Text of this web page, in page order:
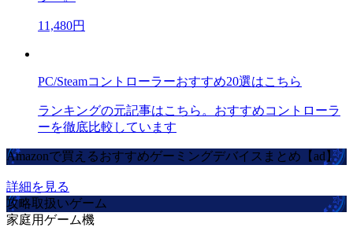
11,480円
PC/Steamコントローラーおすすめ20選はこちら
ランキングの元記事はこちら。おすすめコントローラ
ーを徹底比較しています
Amazonで買えるおすすめゲーミングデバイスまとめ【ad】
詳細を見る
攻略取扱いゲーム
家庭用ゲーム機